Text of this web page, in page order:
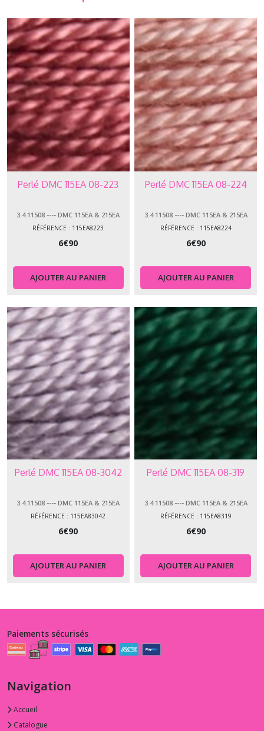
Perlé DMC 115EA 08-223
3.4.11508 ---- DMC 115EA & 215EA
PERLÉ 08
RÉFÉRENCE : 115EA8223
6€90
AJOUTER AU PANIER
Perlé DMC 115EA 08-224
3.4.11508 ---- DMC 115EA & 215EA
PERLÉ 08
RÉFÉRENCE : 115EA8224
6€90
AJOUTER AU PANIER
Perlé DMC 115EA 08-3042
3.4.11508 ---- DMC 115EA & 215EA
PERLÉ 08
RÉFÉRENCE : 115EA83042
6€90
AJOUTER AU PANIER
Perlé DMC 115EA 08-319
3.4.11508 ---- DMC 115EA & 215EA
PERLÉ 08
RÉFÉRENCE : 115EA8319
6€90
AJOUTER AU PANIER
Paiements sécurisés
Navigation
Accueil
Catalogue